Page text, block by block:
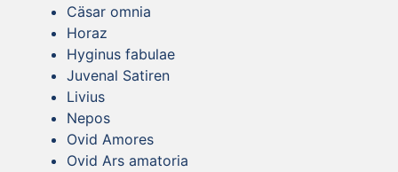
Cäsar omnia
Horaz
Hyginus fabulae
Juvenal Satiren
Livius
Nepos
Ovid Amores
Ovid Ars amatoria